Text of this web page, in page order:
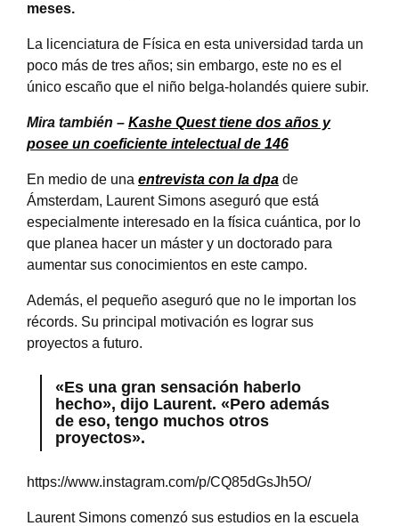
meses.
La licenciatura de Física en esta universidad tarda un
poco más de tres años; sin embargo, este no es el
único escaño que el niño belga-holandés quiere subir.
Mira también – Kashe Quest tiene dos años y
posee un coeficiente intelectual de 146
En medio de una entrevista con la dpa de
Ámsterdam, Laurent Simons aseguró que está
especialmente interesado en la física cuántica, por lo
que planea hacer un máster y un doctorado para
aumentar sus conocimientos en este campo.
Además, el pequeño aseguró que no le importan los
récords. Su principal motivación es lograr sus
proyectos a futuro.
«Es una gran sensación haberlo
hecho», dijo Laurent. «Pero además
de eso, tengo muchos otros
proyectos».
https://www.instagram.com/p/CQ85dGsJh5O/
Laurent Simons comenzó sus estudios en la escuela